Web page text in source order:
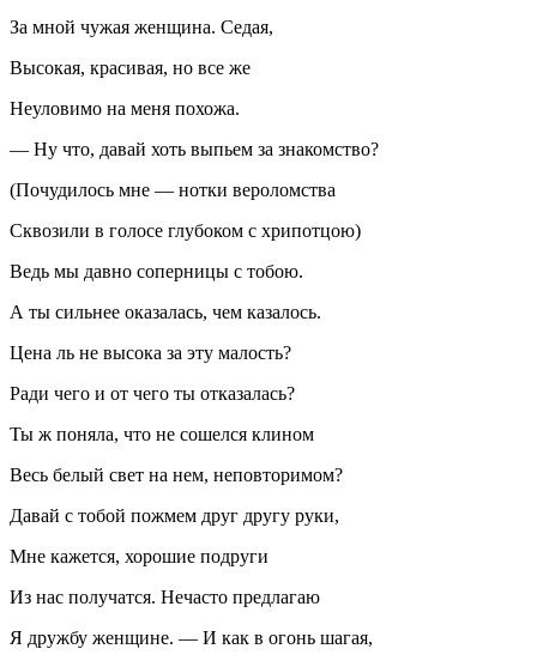
За мной чужая женщина. Седая,
Высокая, красивая, но все же
Неуловимо на меня похожа.
— Ну что, давай хоть выпьем за знакомство?
(Почудилось мне — нотки вероломства
Сквозили в голосе глубоком с хрипотцою)
Ведь мы давно соперницы с тобою.
А ты сильнее оказалась, чем казалось.
Цена ль не высока за эту малость?
Ради чего и от чего ты отказалась?
Ты ж поняла, что не сошелся клином
Весь белый свет на нем, неповторимом?
Давай с тобой пожмем друг другу руки,
Мне кажется, хорошие подруги
Из нас получатся. Нечасто предлагаю
Я дружбу женщине. — И как в огонь шагая,